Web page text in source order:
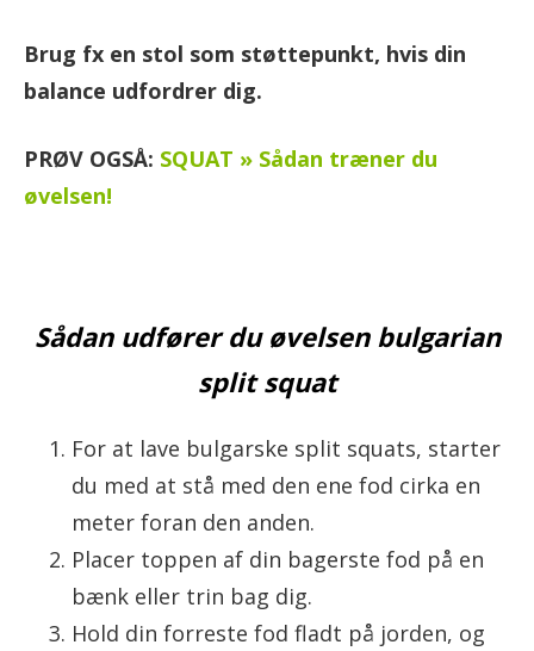
Brug fx en stol som støttepunkt, hvis din
balance udfordrer dig.
PRØV OGSÅ: SQUAT » Sådan træner du
øvelsen!
Sådan udfører du øvelsen bulgarian
split squat
For at lave bulgarske split squats, starter
du med at stå med den ene fod cirka en
meter foran den anden.
Placer toppen af din bagerste fod på en
bænk eller trin bag dig.
Hold din forreste fod fladt på jorden, og